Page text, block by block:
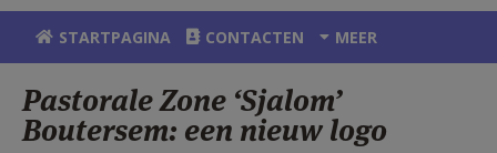
VIERINGEN
ZOEKEN
STARTPAGINA CONTACTEN MEER
Pastorale Zone ‘Sjalom’
Boutersem: een nieuw logo